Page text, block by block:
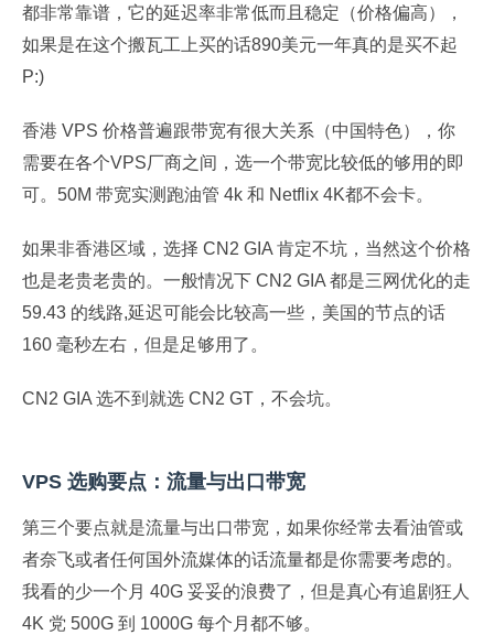
都非常靠谱，它的延迟率非常低而且稳定（价格偏高），
如果是在这个搬瓦工上买的话890美元一年真的是买不起
P:)
香港 VPS 价格普遍跟带宽有很大关系（中国特色），你
需要在各个VPS厂商之间，选一个带宽比较低的够用的即
可。50M 带宽实测跑油管 4k 和 Netflix 4K都不会卡。
如果非香港区域，选择 CN2 GIA 肯定不坑，当然这个价格
也是老贵老贵的。一般情况下 CN2 GIA 都是三网优化的走
59.43 的线路,延迟可能会比较高一些，美国的节点的话
160 毫秒左右，但是足够用了。
CN2 GIA 选不到就选 CN2 GT，不会坑。
VPS 选购要点：流量与出口带宽
第三个要点就是流量与出口带宽，如果你经常去看油管或
者奈飞或者任何国外流媒体的话流量都是你需要考虑的。
我看的少一个月 40G 妥妥的浪费了，但是真心有追剧狂人
4K 党 500G 到 1000G 每个月都不够。